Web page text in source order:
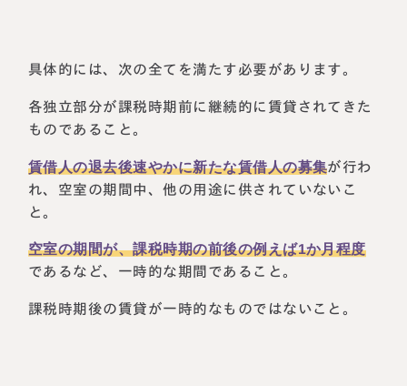
具体的には、次の全てを満たす必要があります。
各独立部分が課税時期前に継続的に賃貸されてきた
ものであること。
賃借人の退去後速やかに新たな賃借人の募集が行わ
れ、空室の期間中、他の用途に供されていないこ
と。
空室の期間が、課税時期の前後の例えば1か月程度
であるなど、一時的な期間であること。
課税時期後の賃貸が一時的なものではないこと。